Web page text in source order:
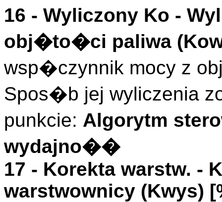
16 - Wyliczony Ko -
obj�to�ci paliwa (
wsp�czynnik mocy z
Spos�b jej wyliczenia
punkcie: Algorytm
wydajno��
17 - Korekta warstw. -
warstwownicy (Kwys)